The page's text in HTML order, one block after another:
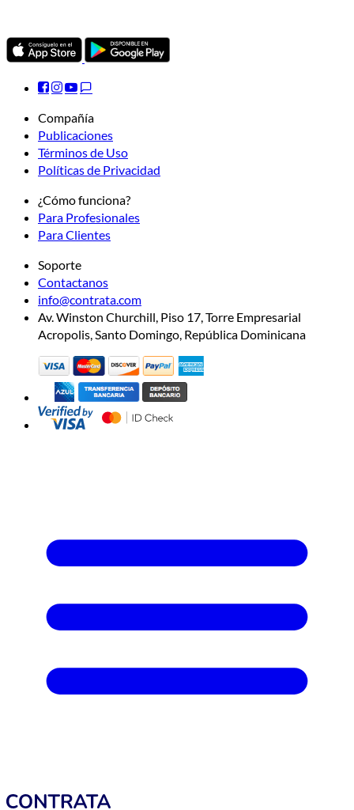
Compañía
Publicaciones
Términos de Uso
Políticas de Privacidad
¿Cómo funciona?
Para Profesionales
Para Clientes
Soporte
Contactanos
info@contrata.com
Av. Winston Churchill, Piso 17, Torre Empresarial
Acropolis, Santo Domingo, República Dominicana